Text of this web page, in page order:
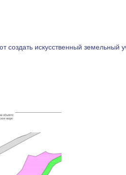
создать искусственный земельный